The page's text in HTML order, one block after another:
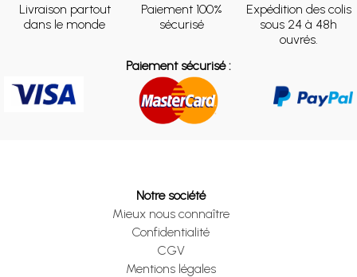
Livraison partout
dans le monde
Paiement 100%
sécurisé
Expédition des colis
sous 24 à 48h
ouvrés.
Paiement sécurisé :
Notre société
Mieux nous connaître
Confidentialité
CGV
Mentions légales